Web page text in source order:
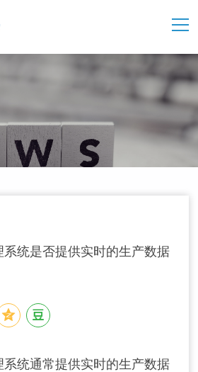
系统是否提供实时的生产数据
系统通常提供实时的生产数据